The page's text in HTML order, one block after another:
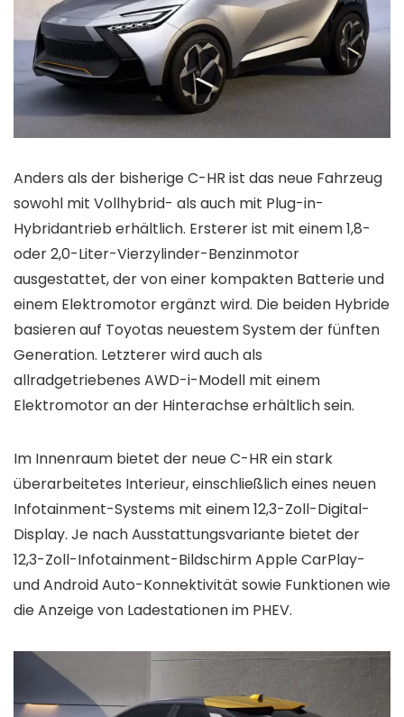
Anders als der bisherige C-HR ist das neue Fahrzeug
sowohl mit Vollhybrid- als auch mit Plug-in-
Hybridantrieb erhältlich. Ersterer ist mit einem 1,8-
oder 2,0-Liter-Vierzylinder-Benzinmotor
ausgestattet, der von einer kompakten Batterie und
einem Elektromotor ergänzt wird. Die beiden Hybride
basieren auf Toyotas neuestem System der fünften
Generation. Letzterer wird auch als
allradgetriebenes AWD-i-Modell mit einem
Elektromotor an der Hinterachse erhältlich sein.
Im Innenraum bietet der neue C-HR ein stark
überarbeitetes Interieur, einschließlich eines neuen
Infotainment-Systems mit einem 12,3-Zoll-Digital-
Display. Je nach Ausstattungsvariante bietet der
12,3-Zoll-Infotainment-Bildschirm Apple CarPlay-
und Android Auto-Konnektivität sowie Funktionen wie
die Anzeige von Ladestationen im PHEV.